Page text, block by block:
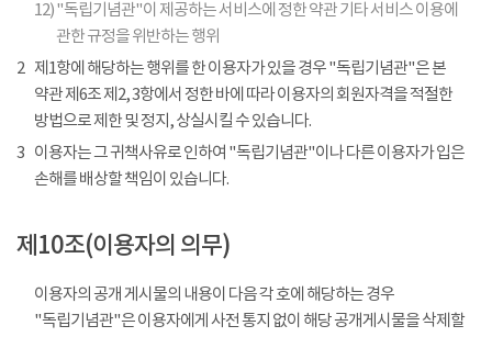
12)"독립기념관"이 제공하는 서비스에 정한 약관 기타 서비스 이용에
관한 규정을 위반하는 행위
2 제1항에 해당하는 행위를 한 이용자가 있을 경우 "독립기념관"은 본
약관 제6조 제2, 3항에서 정한 바에 따라 이용자의 회원자격을 적절한
방법으로 제한 및 정지, 상실시킬 수 있습니다.
3 이용자는 그 귀책사유로 인하여 "독립기념관"이나 다른 이용자가 입은
손해를 배상할 책임이 있습니다.
제10조(이용자의 의무)
이용자의 공개 게시물의 내용이 다음 각 호에 해당하는 경우
"독립기념관"은 이용자에게 사전 통지 없이 해당 공개게시물을 삭제할